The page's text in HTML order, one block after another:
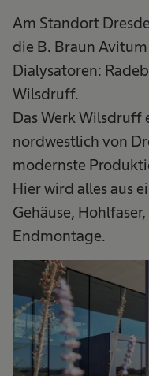
Am Standort
die B. Braun
Dialysatoren:
Wilsdruff.
Das Werk Wilsdruff
nordwestlich von
modernste
Hier wird alles aus
Gehäuse,
Endmontage.